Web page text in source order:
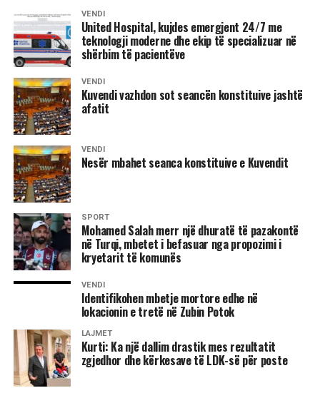
Ky ishte një aksion terroristik i forcave serbe kundër
integritetit njerëzor e familjar. Hasan Ramadani dhe fëmijët
e tij ishin mbajtur për disa orë në një situatë të
pashtegdalje të breshërive të armëve nga jashtë dhe të
rrethuar e të kërcënuar nga zjarri i shkaktuar qëllimshëm
brenda në shtëpi, vlerësoi dr. Gjergji.
8 gusht 1995
Dhuna e përditshme në Kosovë
Hani i Elezit: –Më 4 gusht, në orët e pasditës, policia
serbe thirri për herë të tretë, Hakik Qajanin me pretekst të
armës.
Njoftohet se në polici gati për çdo ditë thirret edhe babai i
tij, Mejdiu.
Po këtë ditë, me të njëjtin pretekst, në pyetje u mor edhe
Ramadan Thaçi.
VENDI
United Hospital, kujdes emergjent 24/7 me
teknologji moderne dhe ekip të specializuar në
shërbim të pacientëve
VENDI
Kuvendi vazhdon sot seancën konstituive jashtë
afatit
VENDI
Nesër mbahet seanca konstituive e Kuvendit
SPORT
Mohamed Salah merr një dhuratë të pazakontë
në Turqi, mbetet i befasuar nga propozimi i
kryetarit të komunës
VENDI
Identifikohen mbetje mortore edhe në
lokacionin e tretë në Zubin Potok
LAJMET
Kurti: Ka një dallim drastik mes rezultatit
zgjedhor dhe kërkesave të LDK-së për poste